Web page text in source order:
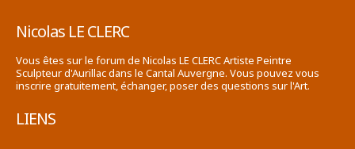
Nicolas LE CLERC
Vous êtes sur le forum de Nicolas LE CLERC Artiste Peintre
Sculpteur d'Aurillac dans le Cantal Auvergne. Vous pouvez vous
inscrire gratuitement, échanger, poser des questions sur l'Art.
LIENS